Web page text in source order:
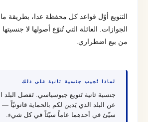
التنويع أوّل قواعد كل محفظة عدا، بطريقة
الجوازات. العائلة التي تُنوّع أصولها لا
من بيع اضطراري.
لماذا تُجيب جنسية ثانية على ذلك
جنسية ثانية تَنويع جيوسياسي. تَفصل البلد
عن البلد الذي يَدين لكم بالحماية قانونيّاً
سيّئ في أحدهما عاماً سيّئاً في كل شيء.